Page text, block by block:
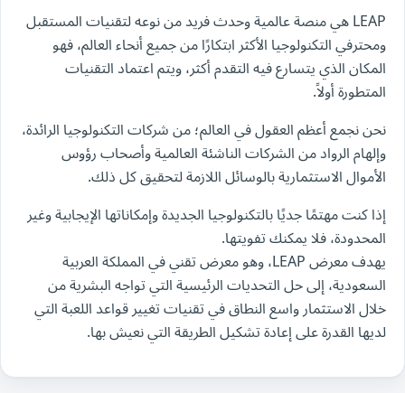
LEAP هي منصة عالمية وحدث فريد من نوعه لتقنيات المستقبل
ومحترفي التكنولوجيا الأكثر ابتكارًا من جميع أنحاء العالم، فهو
المكان الذي يتسارع فيه التقدم أكثر، ويتم اعتماد التقنيات
المتطورة أولاً.
نحن نجمع أعظم العقول في العالم؛ من شركات التكنولوجيا الرائدة،
وإلهام الرواد من الشركات الناشئة العالمية وأصحاب رؤوس
الأموال الاستثمارية بالوسائل اللازمة لتحقيق كل ذلك.
إذا كنت مهتمًا جديًا بالتكنولوجيا الجديدة وإمكاناتها الإيجابية وغير
المحدودة، فلا يمكنك تفويتها.
يهدف معرض LEAP، وهو معرض تقني في المملكة العربية
السعودية، إلى حل التحديات الرئيسية التي تواجه البشرية من
خلال الاستثمار واسع النطاق في تقنيات تغيير قواعد اللعبة التي
لديها القدرة على إعادة تشكيل الطريقة التي نعيش بها.